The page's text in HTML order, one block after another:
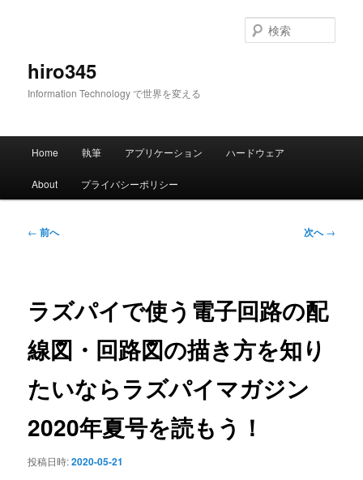
hiro345
Information Technology で世界を変える
索
メ
Home 執筆 アプリケーション ハードウェア
About プライバシーポリシー
投
ー
ョ
ン
← 前へ 次へ→
ラズパイで使う電子回路の配
線図・回路図の描き方を知り
たいならラズパイマガジン
2020年夏号を読もう！
投稿日時:2020-05-21